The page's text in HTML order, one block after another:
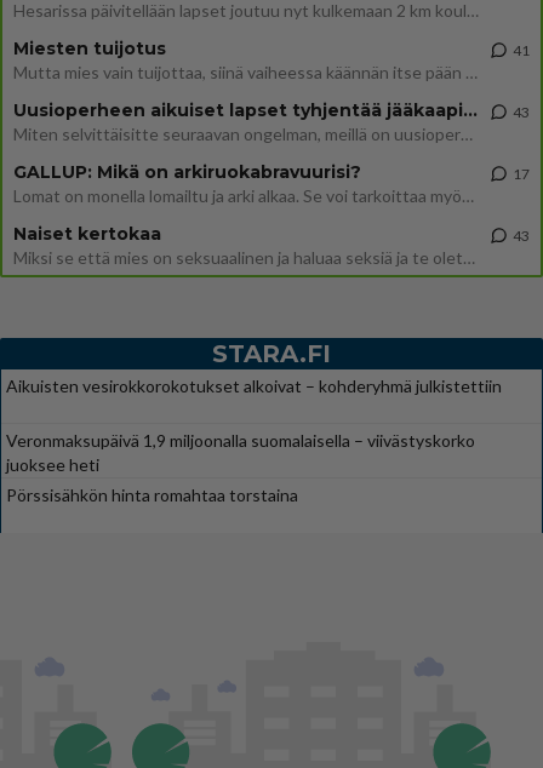
Hesarissa päivitellään lapset joutuu nyt kulkemaan 2 km kouluun jösses. Ruostefillarilla tuo matka menee vaikka miten äk
Miesten tuijotus
Mutta mies vain tuijottaa, siinä vaiheessa käännän itse pään pois. Mikä juttu? Yleensä jos joku tuijottaa tai katsoo, hä
41
Uusioperheen aikuiset lapset tyhjentää jääkaapin käydessään
Miten selvittäisitte seuraavan ongelman, meillä on uusioperhe, minulla teini-ikäiset lapset ja puolisolla aikuiset, jotk
43
GALLUP: Mikä on arkiruokabravuurisi?
Lomat on monella lomailtu ja arki alkaa. Se voi tarkoittaa myös sitä, että grillailut on grillattu ja palataan arjen ruo
17
Naiset kertokaa
Miksi se että mies on seksuaalinen ja haluaa seksiä ja te olette hänen mielestänne haluttava on vastenmielistä? Mikä sii
43
STARA.FI
Aikuisten vesirokkorokotukset alkoivat – kohderyhmä julkistettiin
Veronmaksupäivä 1,9 miljoonalla suomalaisella – viivästyskorko
juoksee heti
Pörssisähkön hinta romahtaa torstaina